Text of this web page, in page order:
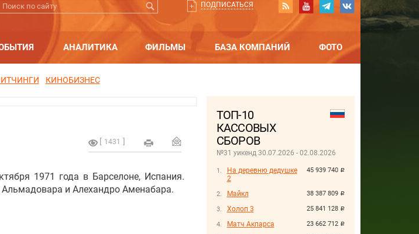
ПОДПИСАТЬСЯ
АНАЛИТИКА ФИЛЬМЫ БАЗА КОМПАНИЙ ФОТО
КИНОБИЗНЕС
ТОП-10
КАССОВЫХ
СБОРОВ
№31 уикенд 30.07.2026 - 02.08.2026
45 939 740 руб.
На деревню дедушке
2
38 387 809 руб.
Майкл
25 841 128 руб.
Холоп 3
23 662 712 руб.
Матч Акпарса
1431
1971 года в Барселоне, Испания.
и Алехандро Аменабара.